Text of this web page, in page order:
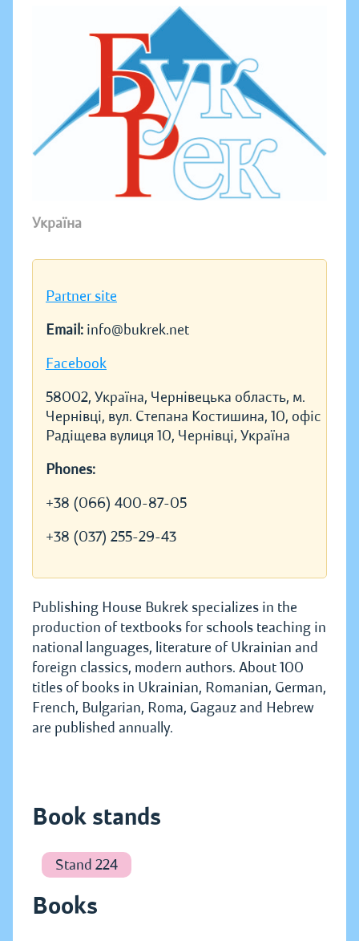
Україна
Partner site
Email: info@bukrek.net
Facebook
58002, Україна, Чернівецька область, м.
Чернівці, вул. Степана Костишина, 10, офіс
Радіщева вулиця 10, Чернівці, Україна
Phones:
+38 (066) 400-87-05
+38 (037) 255-29-43
Publishing House Bukrek specializes in the
production of textbooks for schools teaching in
national languages, literature of Ukrainian and
foreign classics, modern authors. About 100
titles of books in Ukrainian, Romanian, German,
French, Bulgarian, Roma, Gagauz and Hebrew
are published annually.
Book stands
Stand 224
Books